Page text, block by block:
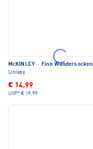
McKINLEY · Finn Wandersocken
Unisex
€ 14,99
UVP* € 19,99